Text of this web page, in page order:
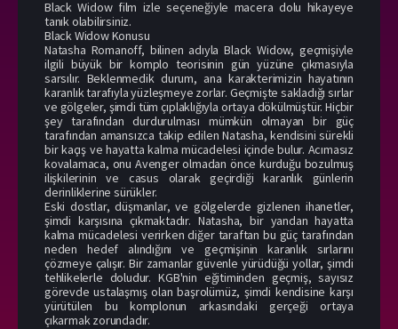
Black Widow film izle seçeneğiyle macera dolu hikayeye
tanık olabilirsiniz.
Black Widow Konusu
Natasha Romanoff, bilinen adıyla Black Widow, geçmişiyle
ilgili büyük bir komplo teorisinin gün yüzüne çıkmasıyla
sarsılır. Beklenmedik durum, ana karakterimizin hayatının
karanlık tarafıyla yüzleşmeye zorlar. Geçmişte sakladığı sırlar
ve gölgeler, şimdi tüm çıplaklığıyla ortaya dökülmüştür. Hiçbir
şey tarafından durdurulması mümkün olmayan bir güç
tarafından amansızca takip edilen Natasha, kendisini sürekli
bir kaçış ve hayatta kalma mücadelesi içinde bulur. Acımasız
kovalamaca, onu Avenger olmadan önce kurduğu bozulmuş
ilişkilerinin ve casus olarak geçirdiği karanlık günlerin
derinliklerine sürükler.
Eski dostlar, düşmanlar, ve gölgelerde gizlenen ihanetler,
şimdi karşısına çıkmaktadır. Natasha, bir yandan hayatta
kalma mücadelesi verirken diğer taraftan bu güç tarafından
neden hedef alındığını ve geçmişinin karanlık sırlarını
çözmeye çalışır. Bir zamanlar güvenle yürüdüğü yollar, şimdi
tehlikelerle doludur. KGB'nin eğitiminden geçmiş, sayısız
görevde ustalaşmış olan başrolümüz, şimdi kendisine karşı
yürütülen bu komplonun arkasındaki gerçeği ortaya
çıkarmak zorundadır.